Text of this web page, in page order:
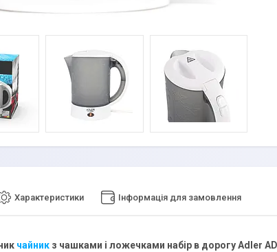
Характеристики Інформація для замовлення
чайник з чашками і ложечками набір в дорогу Adler